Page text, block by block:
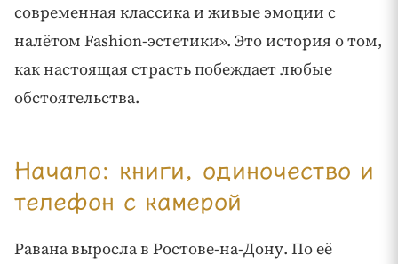
современная классика и живые эмоции с
налётом Fashion-эстетики». Это история о том,
как настоящая страсть побеждает любые
обстоятельства.
Начало: книги, одиночество и
телефон с камерой
Равана выросла в Ростове-на-Дону. По её